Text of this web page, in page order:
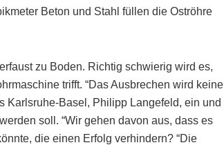
Beton und Stahl füllen die Oströhre
zu Boden. Richtig schwierig wird es,
trifft. “Das Ausbrechen wird keine
Karlsruhe-Basel, Philipp Langefeld, ein und
soll. “Wir gehen davon aus, dass es
die einen Erfolg verhindern? “Die